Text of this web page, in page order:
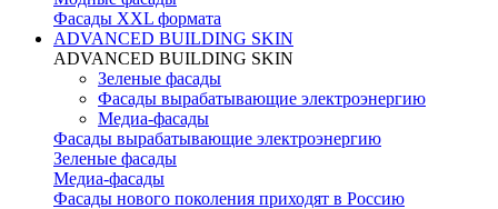
Фасады XXL формата
ADVANCED BUILDING SKIN
ADVANCED BUILDING SKIN
Зеленые фасады
Фасады вырабатывающие электроэнергию
Медиа-фасады
Фасады вырабатывающие электроэнергию
Зеленые фасады
Медиа-фасады
Фасады нового поколения приходят в Россию